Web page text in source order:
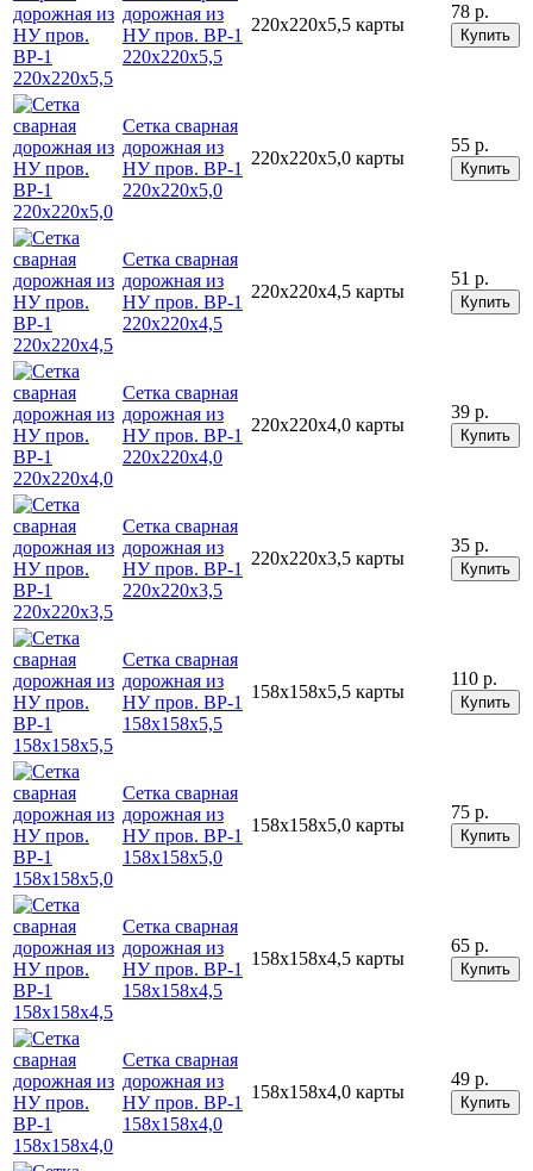
дорожная из
НУ пров. ВР-1
220х220х5,5
220х220х5,5 карты
78 р.
Купить
Cетка сварная
дорожная из
НУ пров. ВР-1
220х220х5,0
220х220х5,0 карты
55 р.
Купить
Cетка сварная
дорожная из
НУ пров. ВР-1
220х220х4,5
220х220х4,5 карты
51 р.
Купить
Cетка сварная
дорожная из
НУ пров. ВР-1
220х220х4,0
220х220х4,0 карты
39 р.
Купить
Cетка сварная
дорожная из
НУ пров. ВР-1
220х220х3,5
220х220х3,5 карты
35 р.
Купить
Cетка сварная
дорожная из
НУ пров. ВР-1
158х158х5,5
158х158х5,5 карты
110 р.
Купить
Cетка сварная
дорожная из
НУ пров. ВР-1
158х158х5,0
158х158х5,0 карты
75 р.
Купить
Cетка сварная
дорожная из
НУ пров. ВР-1
158х158х4,5
158х158х4,5 карты
65 р.
Купить
Cетка сварная
дорожная из
НУ пров. ВР-1
158х158х4,0
158х158х4,0 карты
49 р.
Купить